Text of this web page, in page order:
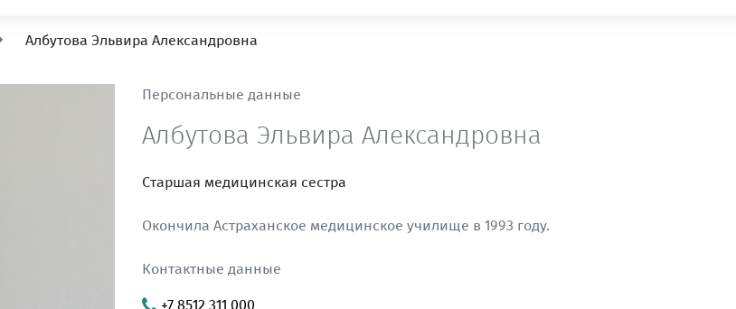
Албутова Эльвира Александровна
Персональные данные
Албутова Эльвира Александровна
Старшая медицинская сестра
Окончила Астраханское медицинское училище в 1993 году.
Контактные данные
+7 8512 311 000